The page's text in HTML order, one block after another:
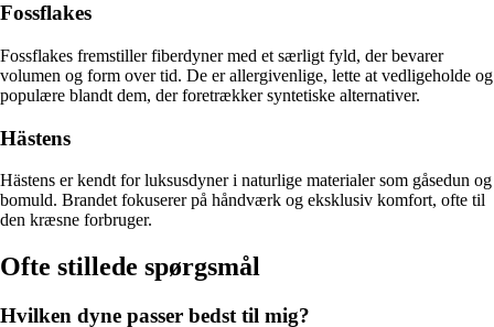
Fossflakes
Fossflakes fremstiller fiberdyner med et særligt fyld, der bevarer
volumen og form over tid. De er allergivenlige, lette at vedligeholde og
populære blandt dem, der foretrækker syntetiske alternativer.
Hästens
Hästens er kendt for luksusdyner i naturlige materialer som gåsedun og
bomuld. Brandet fokuserer på håndværk og eksklusiv komfort, ofte til
den kræsne forbruger.
Ofte stillede spørgsmål
Hvilken dyne passer bedst til mig?